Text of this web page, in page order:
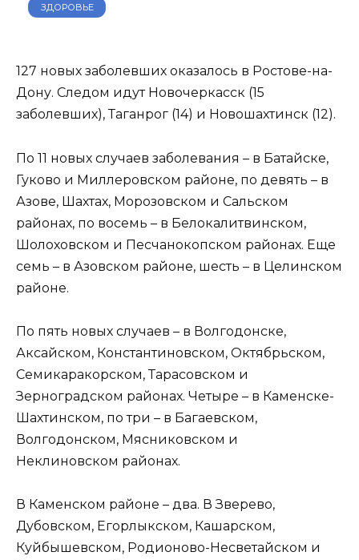
ЗДОРОВЬЕ
127 новых заболевших оказалось в Ростове-на-
Дону. Следом идут Новочеркасск (15
заболевших), Таганрог (14) и Новошахтинск (12).
По 11 новых случаев заболевания – в Батайске,
Гуково и Миллеровском районе, по девять – в
Азове, Шахтах, Морозовском и Сальском
районах, по восемь – в Белокалитвинском,
Шолоховском и Песчанокопском районах. Еще
семь – в Азовском районе, шесть – в Целинском
районе.
По пять новых случаев – в Волгодонске,
Аксайском, Константиновском, Октябрьском,
Семикаракорском, Тарасовском и
Зерноградском районах. Четыре – в Каменске-
Шахтинском, по три – в Багаевском,
Волгодонском, Мясниковском и
Неклиновском районах.
В Каменском районе – два. В Зверево,
Дубовском, Егорлыкском, Кашарском,
Куйбышевском, Родионово-Несветайском и